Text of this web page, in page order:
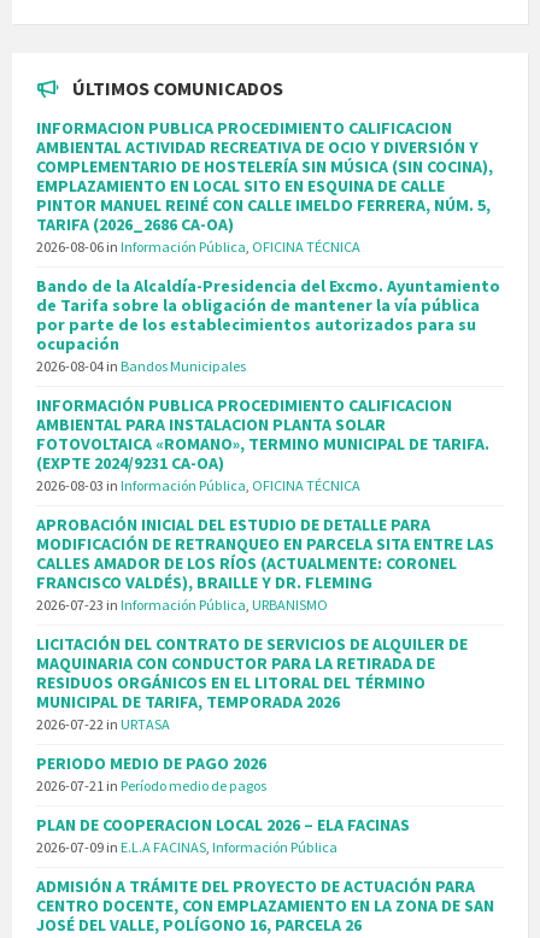
ÚLTIMOS COMUNICADOS
INFORMACION PUBLICA PROCEDIMIENTO CALIFICACION
AMBIENTAL ACTIVIDAD RECREATIVA DE OCIO Y DIVERSIÓN Y
COMPLEMENTARIO DE HOSTELERÍA SIN MÚSICA (SIN COCINA),
EMPLAZAMIENTO EN LOCAL SITO EN ESQUINA DE CALLE
PINTOR MANUEL REINÉ CON CALLE IMELDO FERRERA, NÚM. 5,
TARIFA (2026_2686 CA-OA)
2026-08-06 in Información Pública, OFICINA TÉCNICA
Bando de la Alcaldía-Presidencia del Excmo. Ayuntamiento
de Tarifa sobre la obligación de mantener la vía pública
por parte de los establecimientos autorizados para su
ocupación
2026-08-04 in Bandos Municipales
INFORMACIÓN PUBLICA PROCEDIMIENTO CALIFICACION
AMBIENTAL PARA INSTALACION PLANTA SOLAR
FOTOVOLTAICA «ROMANO», TERMINO MUNICIPAL DE TARIFA.
(EXPTE 2024/9231 CA-OA)
2026-08-03 in Información Pública, OFICINA TÉCNICA
APROBACIÓN INICIAL DEL ESTUDIO DE DETALLE PARA
MODIFICACIÓN DE RETRANQUEO EN PARCELA SITA ENTRE LAS
CALLES AMADOR DE LOS RÍOS (ACTUALMENTE: CORONEL
FRANCISCO VALDÉS), BRAILLE Y DR. FLEMING
2026-07-23 in Información Pública, URBANISMO
LICITACIÓN DEL CONTRATO DE SERVICIOS DE ALQUILER DE
MAQUINARIA CON CONDUCTOR PARA LA RETIRADA DE
RESIDUOS ORGÁNICOS EN EL LITORAL DEL TÉRMINO
MUNICIPAL DE TARIFA, TEMPORADA 2026
2026-07-22 in URTASA
PERIODO MEDIO DE PAGO 2026
2026-07-21 in Período medio de pagos
PLAN DE COOPERACION LOCAL 2026 – ELA FACINAS
2026-07-09 in E.L.A FACINAS, Información Pública
ADMISIÓN A TRÁMITE DEL PROYECTO DE ACTUACIÓN PARA
CENTRO DOCENTE, CON EMPLAZAMIENTO EN LA ZONA DE SAN
JOSÉ DEL VALLE, POLÍGONO 16, PARCELA 26